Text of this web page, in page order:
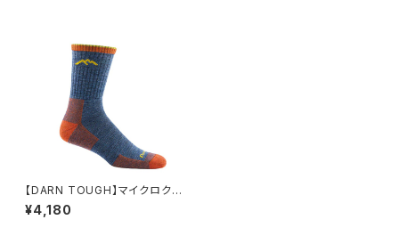
【DARN TOUGH】マイクロクル
ー ミッドウェイトクッション146
6 （メンズ)
¥4,180